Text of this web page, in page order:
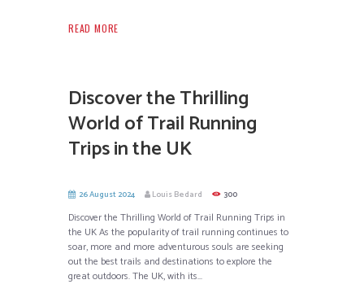
READ MORE
Discover the Thrilling
World of Trail Running
Trips in the UK
26 August 2024 Louis Bedard 300
Discover the Thrilling World of Trail Running Trips in
the UK As the popularity of trail running continues to
soar, more and more adventurous souls are seeking
out the best trails and destinations to explore the
great outdoors. The UK, with its...